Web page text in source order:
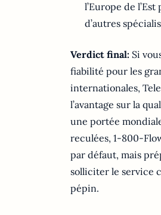
l’Europe de
d’autres
Verdict final: Si
fiabilité pour les
internationales,
l’avantage sur la
une portée
reculées, 1-800-
par défaut, mais
solliciter le service
pépin.